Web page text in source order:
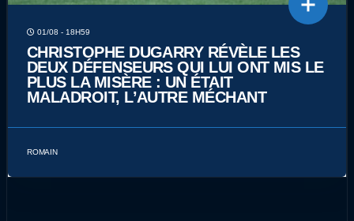
01/08 - 18H59
CHRISTOPHE DUGARRY RÉVÈLE LES
DEUX DÉFENSEURS QUI LUI ONT MIS LE
PLUS LA MISÈRE : UN ÉTAIT
MALADROIT, L’AUTRE MÉCHANT
ROMAIN